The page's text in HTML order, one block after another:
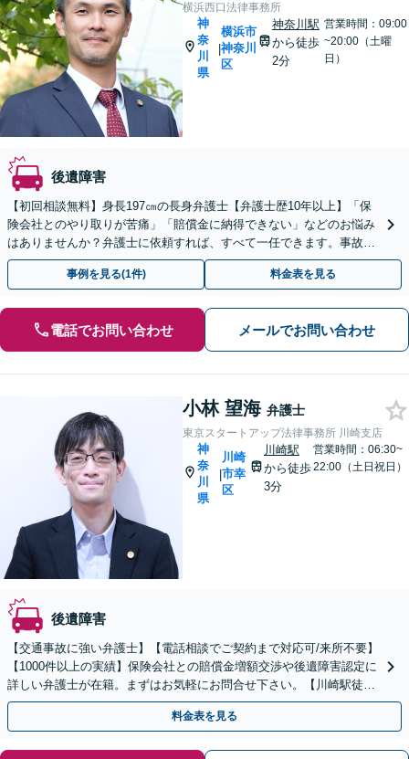
横浜西口法律事務所
神
奈
川
県
|
横浜市
神奈川
区
神奈川駅
から徒歩
2分
営業時間：09:00
~20:00（土曜
日）
後遺障害
【初回相談無料】身長197㎝の長身弁護士【弁護士歴10年以上】「保
険会社とのやり取りが苦痛」「賠償金に納得できない」などのお悩み
はありませんか？弁護士に依頼すれば、すべて一任できます。事故直
後からの相談も可能【夜間・休日面談】【横浜駅7分】
事例を見る(1件) 料金表を見る
電話でお問い合わせ メールでお問い合わせ
小林 望海 弁護士
東京スタートアップ法律事務所 川崎支店
神
奈
川
県
|
川崎
市幸
区
川崎駅
から徒歩
3分
営業時間：06:30~
22:00（土日祝日）
後遺障害
【交通事故に強い弁護士】【電話相談でご契約まで対応可/来所不要】
【1000件以上の実績】保険会社との賠償金増額交渉や後遺障害認定に
詳しい弁護士が在籍。まずはお気軽にお問合せ下さい。【川崎駅徒歩
3分】
料金表を見る